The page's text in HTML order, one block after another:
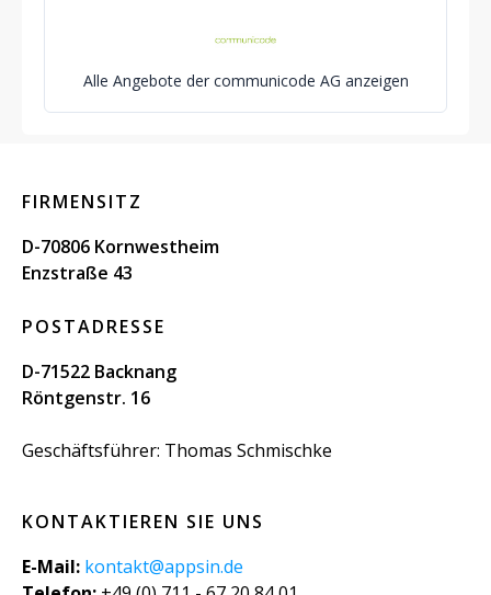
Alle Angebote der communicode AG anzeigen
FIRMENSITZ
D-70806 Kornwestheim
Enzstraße 43
POSTADRESSE
D-71522 Backnang
Röntgenstr. 16
Geschäftsführer: Thomas Schmischke
KONTAKTIEREN SIE UNS
E-Mail: kontakt@appsin.de